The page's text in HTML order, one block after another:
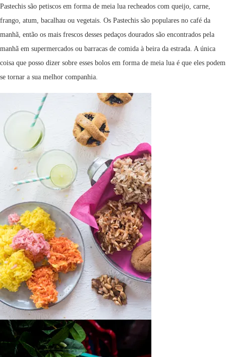
Pastechis são petiscos em forma de meia lua recheados com queijo, carne,
frango, atum, bacalhau ou vegetais. Os Pastechis são populares no café da
manhã, então os mais frescos desses pedaços dourados são encontrados pela
manhã em supermercados ou barracas de comida à beira da estrada. A única
coisa que posso dizer sobre esses bolos em forma de meia lua é que eles podem
se tornar a sua melhor companhia.